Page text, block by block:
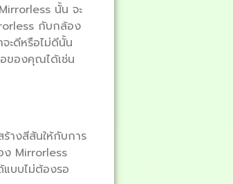
นั้น จะ
กับกล้อง
ะดีหรือไม่ดีนั้น
ของคุณได้เช่น
างสีสันให้กับการ
ง Mirrorless
บบไม่ต้องรอ